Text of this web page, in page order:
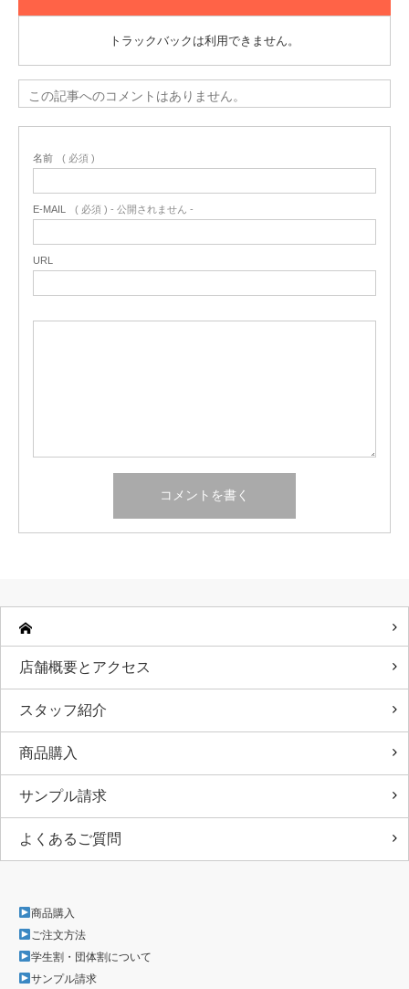
トラックバックは利用できません。
この記事へのコメントはありません。
名前 ( 必須 )
E-MAIL ( 必須 ) - 公開されません -
URL
店舗概要とアクセス
スタッフ紹介
商品購入
サンプル請求
よくあるご質問
商品購入
ご注文方法
学生割・団体割について
サンプル請求